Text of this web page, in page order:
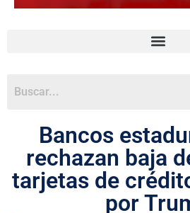
Bancos
rechazan baja
tarjetas de
por